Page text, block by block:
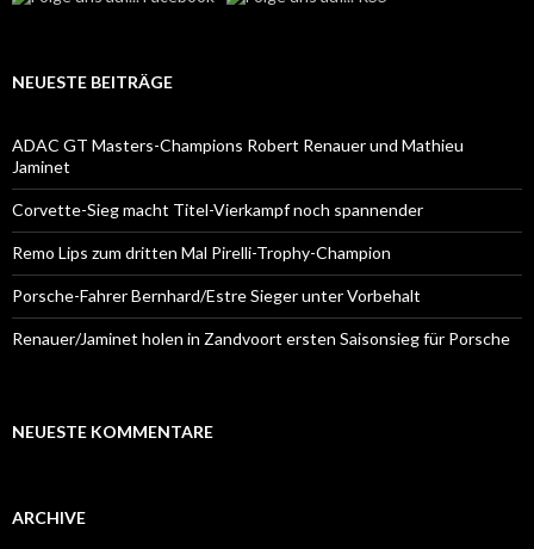
NEUESTE BEITRÄGE
ADAC GT Masters-Champions Robert Renauer und Mathieu
Jaminet
Corvette-Sieg macht Titel-Vierkampf noch spannender
Remo Lips zum dritten Mal Pirelli-Trophy-Champion
Porsche-Fahrer Bernhard/Estre Sieger unter Vorbehalt
Renauer/Jaminet holen in Zandvoort ersten Saisonsieg für Porsche
NEUESTE KOMMENTARE
ARCHIVE